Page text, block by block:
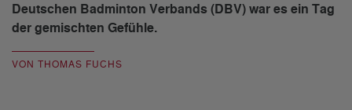
Deutschen Badminton Verbands (DBV) war es ein Tag
der gemischten Gefühle.
VON THOMAS FUCHS